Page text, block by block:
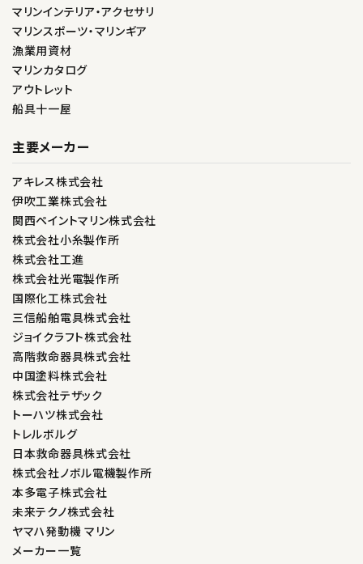
マリンインテリア・アクセサリ
マリンスポーツ・マリンギア
漁業用資材
マリンカタログ
アウトレット
船具十一屋
主要メーカー
アキレス株式会社
伊吹工業株式会社
関西ペイントマリン株式会社
株式会社小糸製作所
株式会社工進
株式会社光電製作所
国際化工株式会社
三信船舶電具株式会社
ジョイクラフト株式会社
高階救命器具株式会社
中国塗料株式会社
株式会社テザック
トーハツ株式会社
トレルボルグ
日本救命器具株式会社
株式会社ノボル電機製作所
本多電子株式会社
未来テクノ株式会社
ヤマハ発動機 マリン
メーカー一覧